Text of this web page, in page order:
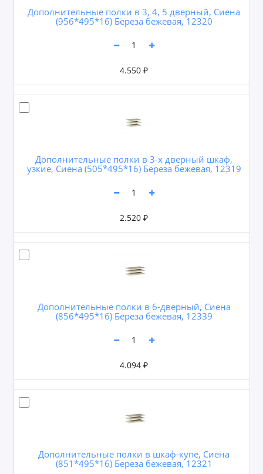
Дополнительные полки в 3, 4, 5 дверный, Сиена
(956*495*16) Береза бежевая, 12320
4.550 ₽
Дополнительные полки в 3-х дверный шкаф,
узкие, Сиена (505*495*16) Береза бежевая, 12319
2.520 ₽
Дополнительные полки в 6-дверный, Сиена
(856*495*16) Береза бежевая, 12339
4.094 ₽
Дополнительные полки в шкаф-купе, Сиена
(851*495*16) Береза бежевая, 12321